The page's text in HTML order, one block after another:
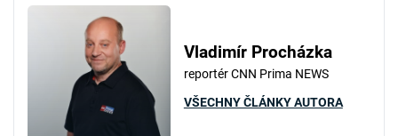
Vladimír Procházka
reportér CNN Prima NEWS
VŠECHNY ČLÁNKY AUTORA